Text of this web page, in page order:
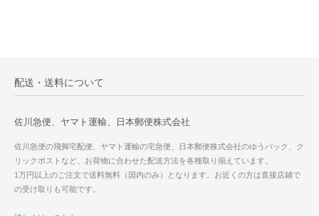
配送・送料について
佐川急便、ヤマト運輸、日本郵便株式会社
佐川急便の飛脚宅配便、ヤマト運輸の宅急便、日本郵便株式会社のゆうパック、ク
リックポストなど、お荷物に合わせた配送方法を各種取り揃えています。
1万円以上のご注文で送料無料（国内のみ）となります。お近くの方は直接店鋪で
の受け取りも可能です。